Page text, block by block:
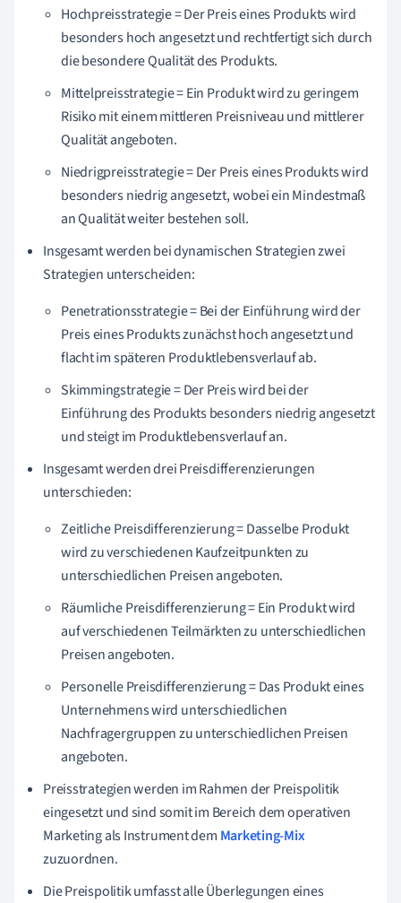
Hochpreisstrategie = Der Preis eines Produkts wird
besonders hoch angesetzt und rechtfertigt sich durch
die besondere Qualität des Produkts.
Mittelpreisstrategie = Ein Produkt wird zu geringem
Risiko mit einem mittleren Preisniveau und mittlerer
Qualität angeboten.
Niedrigpreisstrategie = Der Preis eines Produkts wird
besonders niedrig angesetzt, wobei ein Mindestmaß
an Qualität weiter bestehen soll.
Insgesamt werden bei dynamischen Strategien zwei
Strategien unterscheiden:
Penetrationsstrategie = Bei der Einführung wird der
Preis eines Produkts zunächst hoch angesetzt und
flacht im späteren Produktlebensverlauf ab.
Skimmingstrategie = Der Preis wird bei der
Einführung des Produkts besonders niedrig angesetzt
und steigt im Produktlebensverlauf an.
Insgesamt werden drei Preisdifferenzierungen
unterschieden:
Zeitliche Preisdifferenzierung = Dasselbe Produkt
wird zu verschiedenen Kaufzeitpunkten zu
unterschiedlichen Preisen angeboten.
Räumliche Preisdifferenzierung = Ein Produkt wird
auf verschiedenen Teilmärkten zu unterschiedlichen
Preisen angeboten.
Personelle Preisdifferenzierung = Das Produkt eines
Unternehmens wird unterschiedlichen
Nachfragergruppen zu unterschiedlichen Preisen
angeboten.
Preisstrategien werden im Rahmen der Preispolitik
eingesetzt und sind somit im Bereich dem operativen
Marketing als Instrument dem Marketing-Mix
zuzuordnen.
Die Preispolitik umfasst alle Überlegungen eines